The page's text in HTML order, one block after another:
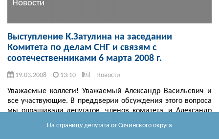
На страницу депутата от Сочинского округа
Новости
Выступление К.Затулина на заседании
Комитета по делам СНГ и связям с
соотечественниками 6 марта 2008 г.
19.03.2008 13:10 Новости
Уважаемые коллеги! Уважаемый Александр Васильевич и
все участвующие. В преддверии обсуждения этого вопроса
мы опрашивали депутатов, членов комитета, и Александр
вопросов. К этим ...